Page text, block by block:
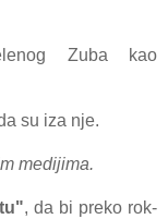
Zuba kao
su iza nje.
medijima.
, da bi preko rok-